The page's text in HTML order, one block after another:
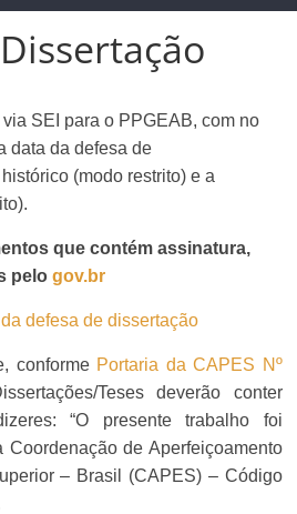
SEI para o PPGEAB, com no
data da defesa de
(modo restrito) e a
que contém assinatura,
pelogov.br
defesa de dissertação
conforme Portaria da CAPES Nº
Teses deverão conter
“O presente trabalho foi
Coordenação de Aperfeiçoamento
– Brasil (CAPES) – Código